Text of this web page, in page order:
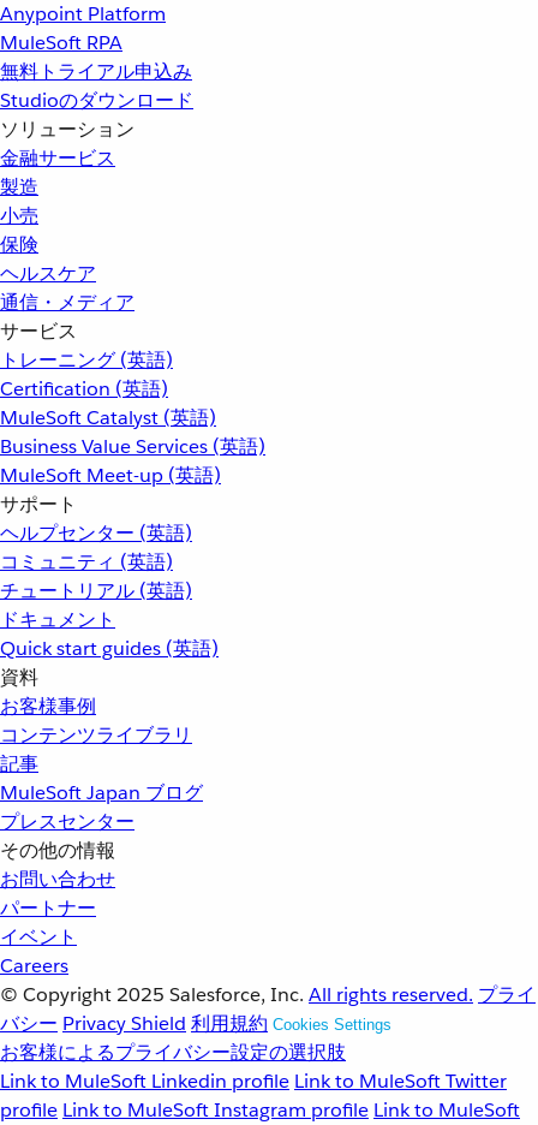
Anypoint Platform
MuleSoft RPA
無料トライアル申込み
Studioのダウンロード
ソリューション
金融サービス
製造
小売
保険
ヘルスケア
通信・メディア
サービス
トレーニング (英語)
Certification (英語)
MuleSoft Catalyst (英語)
Business Value Services (英語)
MuleSoft Meet-up (英語)
サポート
ヘルプセンター (英語)
コミュニティ (英語)
チュートリアル (英語)
ドキュメント
Quick start guides (英語)
資料
お客様事例
コンテンツライブラリ
記事
MuleSoft Japan ブログ
プレスセンター
その他の情報
お問い合わせ
パートナー
イベント
Careers
© Copyright 2025 Salesforce, Inc. All rights reserved. プライ
バシー Privacy Shield 利用規約 Cookies Settings
お客様によるプライバシー設定の選択肢
Link to MuleSoft Linkedin profile Link to MuleSoft Twitter
profile Link to MuleSoft Instagram profile Link to MuleSoft